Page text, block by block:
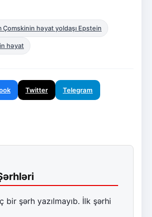
Çomskinin həyat yoldaşı Epstein
həyat
Twitter Telegram
bir şərh yazılmayıb. İlk şərhi